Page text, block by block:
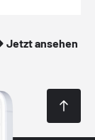
Jetzt ansehen